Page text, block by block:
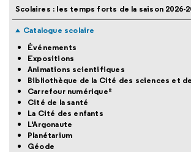
Scolaires : les temps forts de la saison 2026-
Catalogue scolaire
Événements
Expositions
Animations scientifiques
Bibliothèque de la Cité des sciences et
Carrefour numérique²
Cité de la santé
La Cité des enfants
L'Argonaute
Planétarium
Géode